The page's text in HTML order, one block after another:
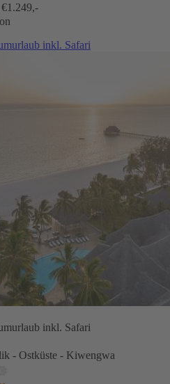
1.249,-
inkl. Safari
inkl. Safari
- Ostküste - Kiwengwa